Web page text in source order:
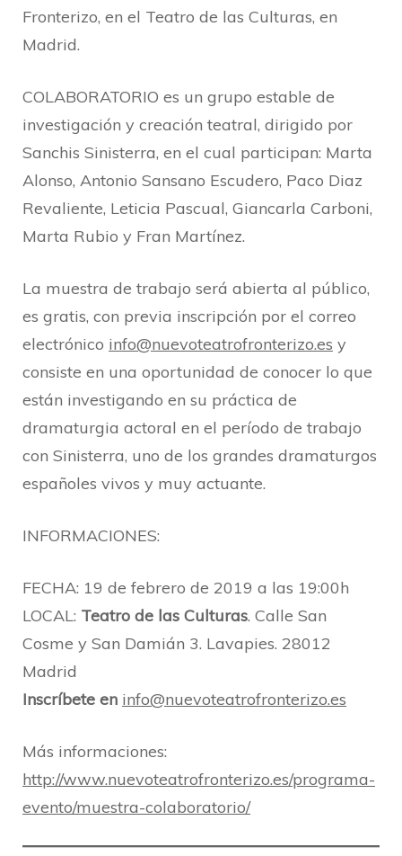
Fronterizo, en el Teatro de las Culturas, en
Madrid.
COLABORATORIO es un grupo estable de
investigación y creación teatral, dirigido por
Sanchis Sinisterra, en el cual participan: Marta
Alonso, Antonio Sansano Escudero, Paco Diaz
Revaliente, Leticia Pascual, Giancarla Carboni,
Marta Rubio y Fran Martínez.
La muestra de trabajo será abierta al público,
es gratis, con previa inscripción por el correo
electrónico info@nuevoteatrofronterizo.es y
consiste en una oportunidad de conocer lo que
están investigando en su práctica de
dramaturgia actoral en el período de trabajo
con Sinisterra, uno de los grandes dramaturgos
españoles vivos y muy actuante.
INFORMACIONES:
FECHA: 19 de febrero de 2019 a las 19:00h
LOCAL: Teatro de las Culturas. Calle San
Cosme y San Damián 3. Lavapies. 28012
Madrid
Inscríbete en info@nuevoteatrofronterizo.es
Más informaciones:
http://www.nuevoteatrofronterizo.es/programa-
evento/muestra-colaboratorio/